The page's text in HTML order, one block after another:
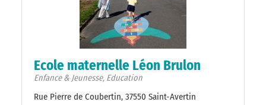
Ecole maternelle Léon Brulon
Enfance & Jeunesse, Education
Rue Pierre de Coubertin, 37550 Saint-Avertin